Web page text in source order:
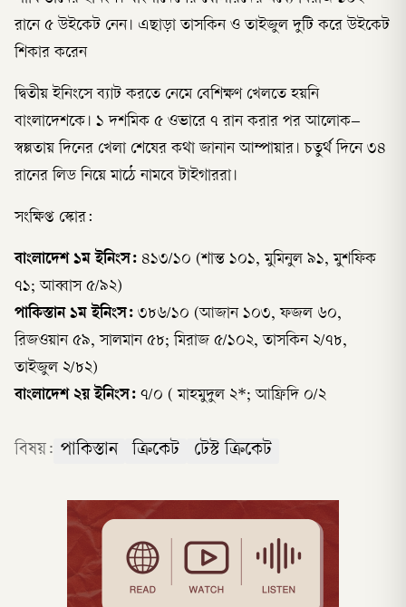
রানে ৫ উইকেট নেন। এছাড়া তাসকিন ও তাইজুল দুটি করে উইকেট
শিকার করেন
দ্বিতীয় ইনিংসে ব্যাট করতে নেমে বেশিক্ষণ খেলতে হয়নি
বাংলাদেশকে। ১ দশমিক ৫ ওভারে ৭ রান করার পর আলোক–
স্বল্পতায় দিনের খেলা শেষের কথা জানান আম্পায়ার। চতুর্থ দিনে ৩৪
রানের লিড নিয়ে মাঠে নামবে টাইগাররা।
সংক্ষিপ্ত স্কোর:
বাংলাদেশ ১ম ইনিংস: ৪১৩/১০ (শান্ত ১০১, মুমিনুল ৯১, মুশফিক
৭১; আব্বাস ৫/৯২)
পাকিস্তান ১ম ইনিংস: ৩৮৬/১০ (আজান ১০৩, ফজল ৬০,
রিজওয়ান ৫৯, সালমান ৫৮; মিরাজ ৫/১০২, তাসকিন ২/৭৮,
তাইজুল ২/৮২)
বাংলাদেশ ২য় ইনিংস: ৭/০ ( মাহমুদুল ২*; আফ্রিদি ০/২
বিষয়: পাকিস্তান ক্রিকেট টেস্ট ক্রিকেট